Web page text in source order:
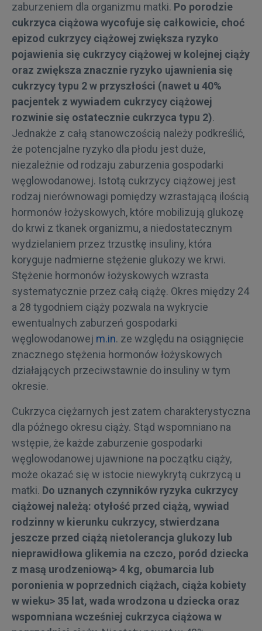
zaburzeniem dla organizmu matki. Po porodzie
cukrzyca ciążowa wycofuje się całkowicie, choć
epizod cukrzycy ciążowej zwiększa ryzyko
pojawienia się cukrzycy ciążowej w kolejnej ciąży
oraz zwiększa znacznie ryzyko ujawnienia się
cukrzycy typu 2 w przyszłości (nawet u 40%
pacjentek z wywiadem cukrzycy ciążowej
rozwinie się ostatecznie cukrzyca typu 2).
Jednakże z całą stanowczością należy podkreślić,
że potencjalne ryzyko dla płodu jest duże,
niezależnie od rodzaju zaburzenia gospodarki
węglowodanowej. Istotą cukrzycy ciążowej jest
rodzaj nierównowagi pomiędzy wzrastającą ilością
hormonów łożyskowych, które mobilizują glukozę
do krwi z tkanek organizmu, a niedostatecznym
wydzielaniem przez trzustkę insuliny, która
koryguje nadmierne stężenie glukozy we krwi.
Stężenie hormonów łożyskowych wzrasta
systematycznie przez całą ciążę. Okres między 24
a 28 tygodniem ciąży pozwala na wykrycie
ewentualnych zaburzeń gospodarki
węglowodanowej m.in. ze względu na osiągnięcie
znacznego stężenia hormonów łożyskowych
działających przeciwstawnie do insuliny w tym
okresie.
Cukrzyca ciężarnych jest zatem charakterystyczna
dla późnego okresu ciąży. Stąd wspomniano na
wstępie, że każde zaburzenie gospodarki
węglowodanowej ujawnione na początku ciąży,
może okazać się w istocie niewykrytą cukrzycą u
matki. Do uznanych czynników ryzyka cukrzycy
ciążowej należą: otyłość przed ciążą, wywiad
rodzinny w kierunku cukrzycy, stwierdzana
jeszcze przed ciążą nietolerancja glukozy lub
nieprawidłowa glikemia na czczo, poród dziecka
z masą urodzeniową> 4 kg, obumarcia lub
poronienia w poprzednich ciążach, ciąża kobiety
w wieku> 35 lat, wada wrodzona u dziecka oraz
wspomniana wcześniej cukrzyca ciążowa w